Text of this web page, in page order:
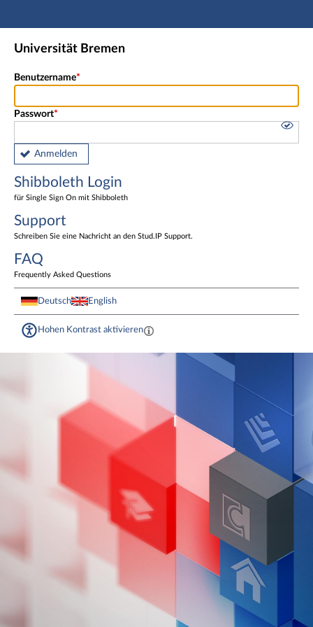
Hauptnavigation
Shibboleth Login
Universität Bremen
Benutzername
Passwort
Anmelden
Shibboleth Login
für Single Sign On mit Shibboleth
Support
Schreiben Sie eine Nachricht an den Stud.IP Support.
FAQ
Frequently Asked Questions
Deutsch English
Hohen Kontrast aktivieren